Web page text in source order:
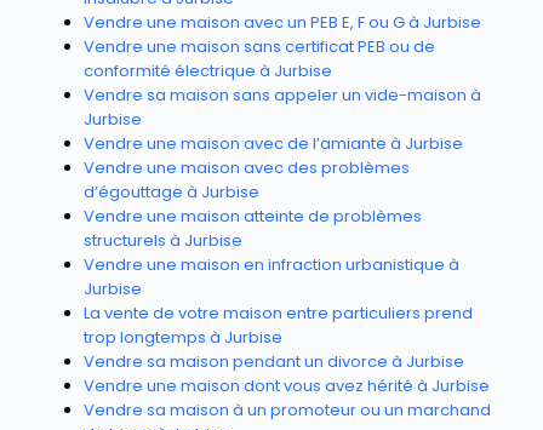
Vendre une maison avec un PEB E, F ou G à Jurbise
Vendre une maison sans certificat PEB ou de
conformité électrique à Jurbise
Vendre sa maison sans appeler un vide-maison à
Jurbise
Vendre une maison avec de l’amiante à Jurbise
Vendre une maison avec des problèmes
d’égouttage à Jurbise
Vendre une maison atteinte de problèmes
structurels à Jurbise
Vendre une maison en infraction urbanistique à
Jurbise
La vente de votre maison entre particuliers prend
trop longtemps à Jurbise
Vendre sa maison pendant un divorce à Jurbise
Vendre une maison dont vous avez hérité à Jurbise
Vendre sa maison à un promoteur ou un marchand